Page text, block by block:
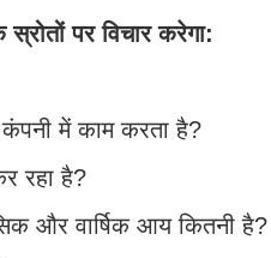
पर विचार करेगा:
कंपनी में काम करता है?
रहा है?
और वार्षिक आय कितनी है?